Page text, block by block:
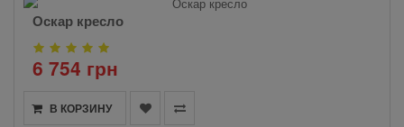
Оскар кресло
6 754 грн
В КОРЗИНУ